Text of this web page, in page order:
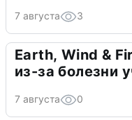
7 августа 3
Earth, Wind &
из-за болезни
7 августа 0